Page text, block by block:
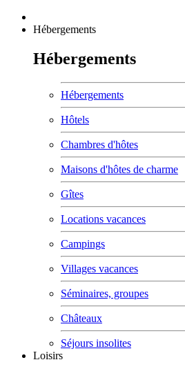
Hébergements
Hébergements
Hébergements
Hôtels
Chambres d'hôtes
Maisons d'hôtes de charme
Gîtes
Locations vacances
Campings
Villages vacances
Séminaires, groupes
Châteaux
Séjours insolites
Loisirs